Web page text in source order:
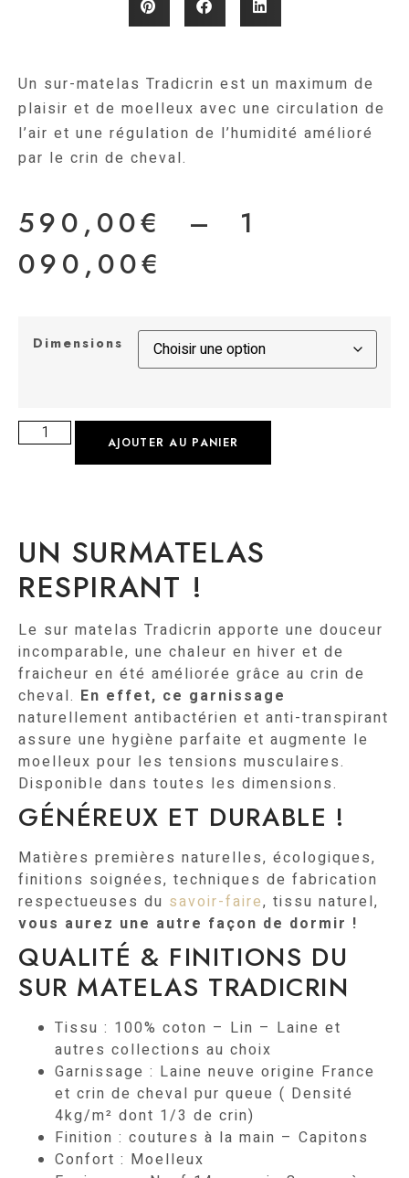
Un sur-matelas Tradicrin est un maximum de
plaisir et de moelleux avec une circulation de
l’air et une régulation de l’humidité amélioré
par le crin de cheval.
590,00€ –
1
090,00€
Dimensions
AJOUTER AU PANIER
UN SURMATELAS
RESPIRANT !
Le sur matelas Tradicrin apporte une douceur
incomparable, une chaleur en hiver et de
fraicheur en été améliorée grâce au crin de
cheval. En effet, ce garnissage
naturellement antibactérien et anti-transpirant
assure une hygiène parfaite et augmente le
moelleux pour les tensions musculaires.
Disponible dans toutes les dimensions.
GÉNÉREUX ET DURABLE !
Matières premières naturelles, écologiques,
finitions soignées, techniques de fabrication
respectueuses du savoir-faire, tissu naturel,
vous aurez une autre façon de dormir !
QUALITÉ & FINITIONS DU
SUR MATELAS TRADICRIN
Tissu : 100% coton – Lin – Laine et
autres collections au choix
Garnissage : Laine neuve origine France
et crin de cheval pur queue ( Densité
4kg/m² dont 1/3 de crin)
Finition : coutures à la main – Capitons
Confort : Moelleux